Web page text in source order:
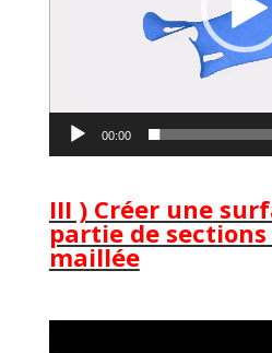
00:00
III ) Créer une
partie de sections
maillée